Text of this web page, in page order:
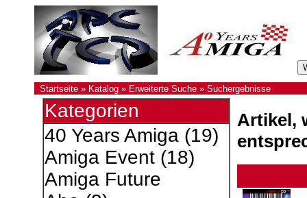
Startseite » Katalog » Erweiterte Suche » Suchergebnisse
Kategorien
40 Years Amiga(19)
Amiga Event(18)
Amiga Future
Artikel,